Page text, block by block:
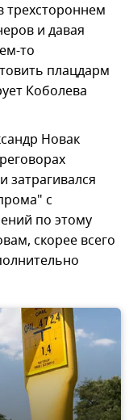
трехстороннем
и давая
то
плацдарм
Коболева
Новак
затрагивался
c
по этому
скорее всего